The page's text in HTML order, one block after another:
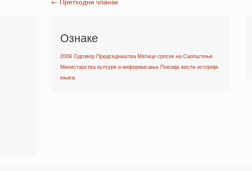
Post navigation
Ознаке
2006 Одговор Председништва Матице српске на Саопштење
Министарства културе и информисања Поезија вести историја
књига